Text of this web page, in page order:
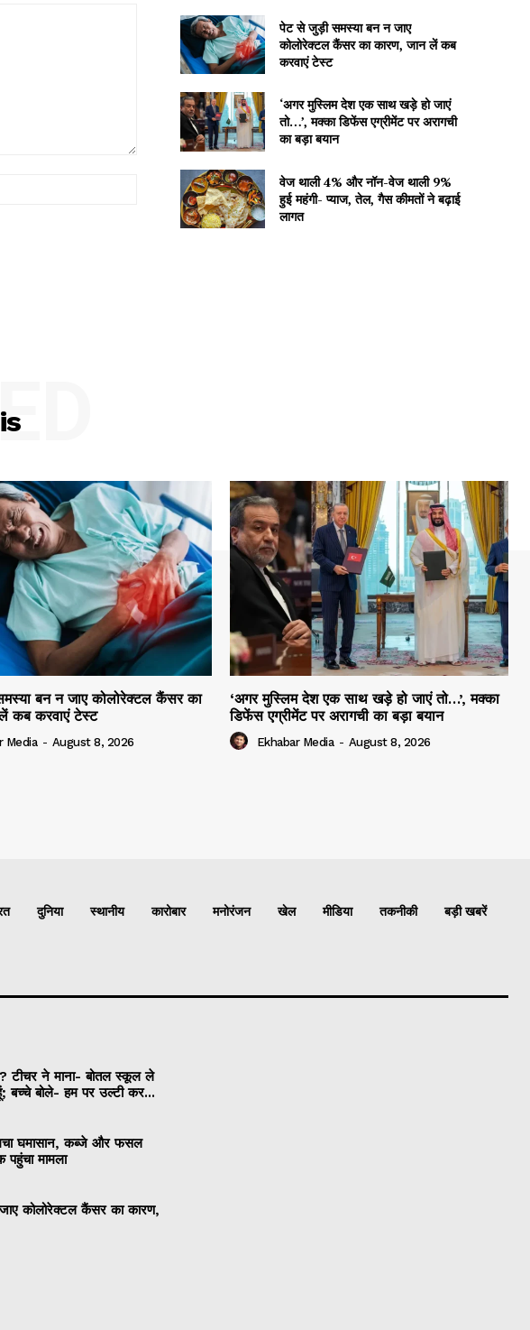
पेट से जुड़ी समस्या बन न जाए
कोलोरेक्टल कैंसर का कारण, जान लें कब
करवाएं टेस्ट
‘अगर मुस्लिम देश एक साथ खड़े हो जाएं
तो…’, मक्का डिफेंस एग्रीमेंट पर अरागची
का बड़ा बयान
वेज थाली 4% और नॉन-वेज थाली 9%
हुई महंगी- प्याज, तेल, गैस कीमतों ने बढ़ाई
लागत
बन न जाए कोलोरेक्टल कैंसर का
कब करवाएं टेस्ट
Media - August 8, 2026
‘अगर मुस्लिम देश एक साथ खड़े हो जाएं तो…’, मक्का
डिफेंस एग्रीमेंट पर अरागची का बड़ा बयान
Ekhabar Media - August 8, 2026
दुनिया स्थानीय कारोबार मनोरंजन खेल मीडिया तकनीकी बड़ी खबरें
टीचर ने माना- बोतल स्कूल ले
बच्चे बोले- हम पर उल्टी कर...
घमासान, कब्जे और फसल
मामला
कोलोरेक्टल कैंसर का कारण,